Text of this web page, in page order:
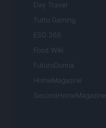
Day Travel
Tutto Gaming
ESG 365
Food Wiki
FuturoDonna
HomeMagazine
SecondHomeMagazine